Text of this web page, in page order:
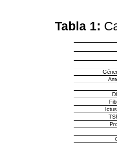
Tabla 1: